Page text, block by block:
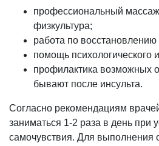
профессиональный
физкультура;
работа по восстановлению
помощь психологического
профилактика возможных
бывают после инсульта.
Согласно рекомендациям
заниматься 1-2 раза в день при
самочувствия. Для выполнения